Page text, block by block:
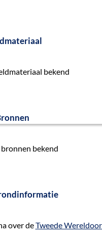
bekend
bronnen bekend
over deTweede